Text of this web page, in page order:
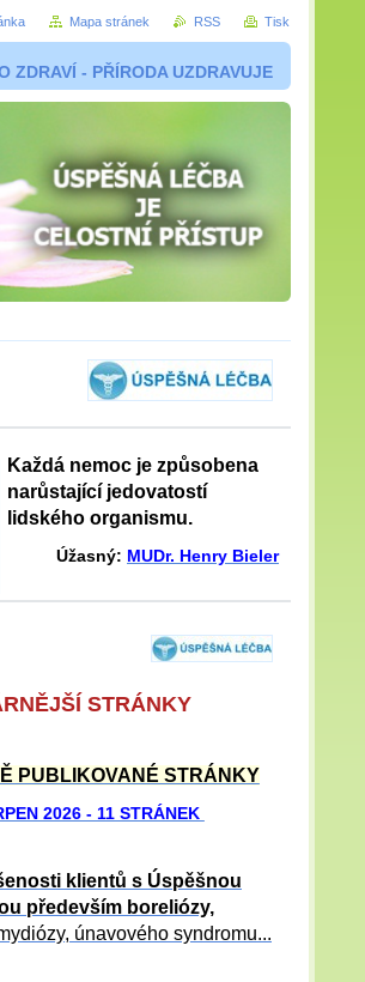
ZDRAVÍ - PŘÍRODA UZDRAVUJE
Každá nemoc je způsobena
narůstající jedovatostí
lidského organismu.
Úžasný: MUDr. Henry Bieler
STRÁNKY
PUBLIKOVANÉ STRÁNKY
2026 - 11 STRÁNEK
klientů s Úspěšnou
především boreliózy,
únavového syndromu...
Mapa stránek RSS Tisk